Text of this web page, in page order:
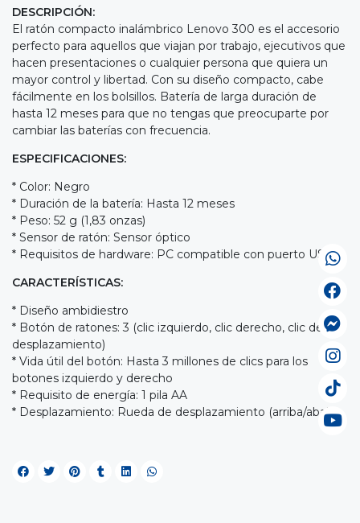
DESCRIPCIÓN:
El ratón compacto inalámbrico Lenovo 300 es el accesorio
perfecto para aquellos que viajan por trabajo, ejecutivos que
hacen presentaciones o cualquier persona que quiera un
mayor control y libertad. Con su diseño compacto, cabe
fácilmente en los bolsillos. Batería de larga duración de
hasta 12 meses para que no tengas que preocuparte por
cambiar las baterías con frecuencia.
ESPECIFICACIONES:
* Color: Negro
* Duración de la batería: Hasta 12 meses
* Peso: 52 g (1,83 onzas)
* Sensor de ratón: Sensor óptico
* Requisitos de hardware: PC compatible con puerto USB
CARACTERÍSTICAS:
* Diseño ambidiestro
* Botón de ratones: 3 (clic izquierdo, clic derecho, clic de
desplazamiento)
* Vida útil del botón: Hasta 3 millones de clics para los
botones izquierdo y derecho
* Requisito de energía: 1 pila AA
* Desplazamiento: Rueda de desplazamiento (arriba/abajo)